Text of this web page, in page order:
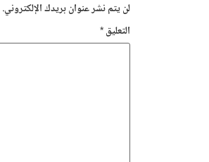
لن يتم نشر عنوان بريدك الإلكتروني.
التعليق*